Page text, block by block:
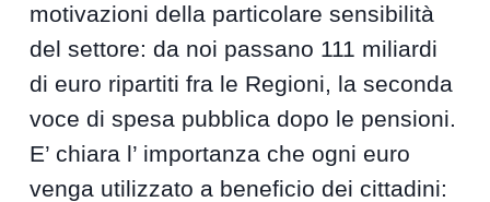
motivazioni della particolare sensibilità
del settore: da noi passano 111 miliardi
di euro ripartiti fra le Regioni, la seconda
voce di spesa pubblica dopo le pensioni.
E’ chiara l’ importanza che ogni euro
venga utilizzato a beneficio dei cittadini: